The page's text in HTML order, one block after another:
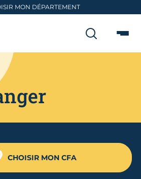
MON DÉPARTEMENT
CHOISIR MON CFA